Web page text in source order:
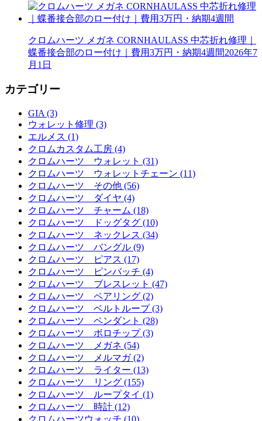
クロムハーツ メガネ CORNHAULASS 中芯折れ修理｜
蝶番接合部のロー付け｜費用3万円・納期4週間2026年7
月1日
カテゴリー
GIA (3)
ウォレット修理 (3)
エルメス (1)
クロムカスタム工房 (4)
クロムハーツ ウォレット (31)
クロムハーツ ウォレットチェーン (11)
クロムハーツ その他 (56)
クロムハーツ ダイヤ (4)
クロムハーツ チャーム (18)
クロムハーツ ドッグタグ (10)
クロムハーツ ネックレス (34)
クロムハーツ バングル (9)
クロムハーツ ピアス (17)
クロムハーツ ピンバッチ (4)
クロムハーツ ブレスレット (47)
クロムハーツ ペアリング (2)
クロムハーツ ベルトループ (3)
クロムハーツ ペンダント (28)
クロムハーツ ボロチップ (3)
クロムハーツ メガネ (54)
クロムハーツ メルマガ (2)
クロムハーツ ライター (13)
クロムハーツ リング (155)
クロムハーツ ループタイ (1)
クロムハーツ 時計 (12)